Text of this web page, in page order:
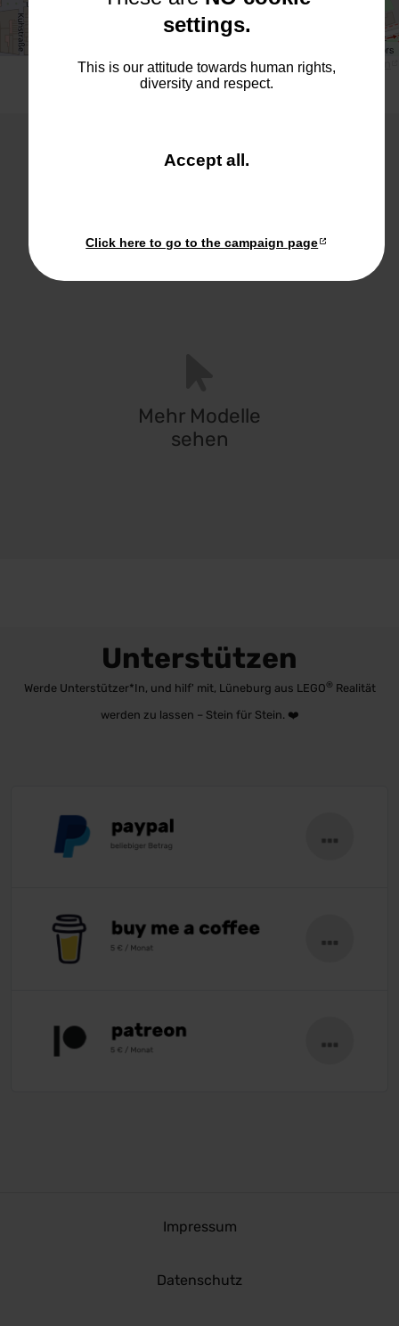
contributors
Größere Karte anzeigen
mehr?
Mehr Modelle
sehen
Unterstützen
Werde Unterstützer*In, und hilf' mit, Lüneburg aus LEGO® Realität
werden zu lassen – Stein für Stein. ❤️
Impressum
Datenschutz
settings.
This is our attitude towards human rights,
diversity and respect.
Accept alland close the
.
Click here to go to the campaign page